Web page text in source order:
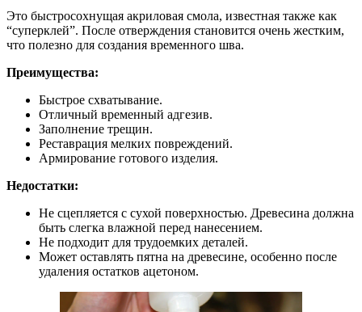
Это быстросохнущая акриловая смола, известная также как
“суперклей”. После отверждения становится очень жестким,
что полезно для создания временного шва.
Преимущества:
Быстрое схватывание.
Отличный временный адгезив.
Заполнение трещин.
Реставрация мелких повреждений.
Армирование готового изделия.
Недостатки:
Не сцепляется с сухой поверхностью. Древесина должна
быть слегка влажной перед нанесением.
Не подходит для трудоемких деталей.
Может оставлять пятна на древесине, особенно после
удаления остатков ацетоном.